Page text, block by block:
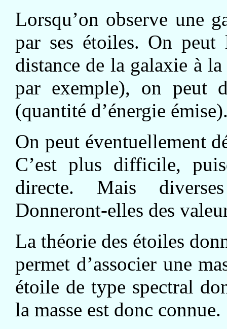
Lorsqu’on observe une
par ses étoiles. On
distance de la galaxie à
par exemple), on peut
(quantité d’énergie
On peut éventuellement
C’est plus difficile,
directe. Mais
Donneront-elles des
La théorie des étoiles
permet d’associer une
étoile de type spectral
la masse est donc connue.